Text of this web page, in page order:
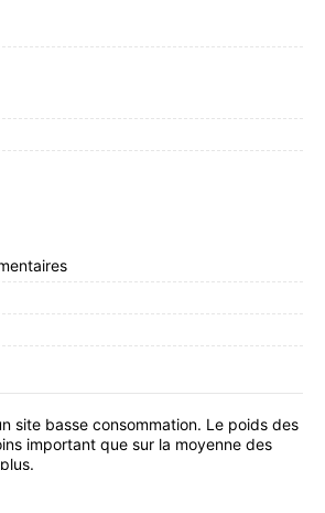
site basse consommation. Le poids des
important que sur la moyenne des
.